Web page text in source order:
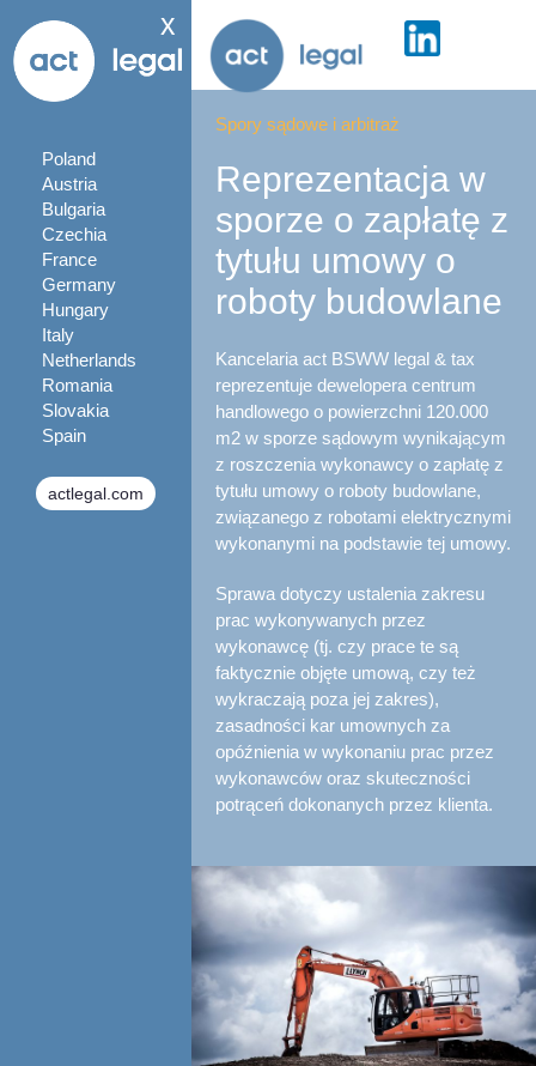
x
Poland
Austria
Bulgaria
Czechia
France
Germany
Hungary
Italy
Netherlands
Romania
Slovakia
Spain
actlegal.com
Spory sądowe i arbitraż
Reprezentacja w
sporze o zapłatę z
tytułu umowy o
roboty budowlane
Kancelaria act BSWW legal & tax
reprezentuje dewelopera centrum
handlowego o powierzchni 120.000
m2 w sporze sądowym wynikającym
z roszczenia wykonawcy o zapłatę z
tytułu umowy o roboty budowlane,
związanego z robotami elektrycznymi
wykonanymi na podstawie tej umowy.
Sprawa dotyczy ustalenia zakresu
prac wykonywanych przez
wykonawcę (tj. czy prace te są
faktycznie objęte umową, czy też
wykraczają poza jej zakres),
zasadności kar umownych za
opóźnienia w wykonaniu prac przez
wykonawców oraz skuteczności
potrąceń dokonanych przez klienta.